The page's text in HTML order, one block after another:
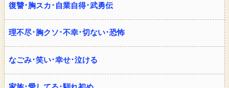
復讐･胸スカ･自業自得･武勇伝
理不尽･胸クソ･不幸･切ない･恐怖
なごみ･笑い･幸せ･泣ける